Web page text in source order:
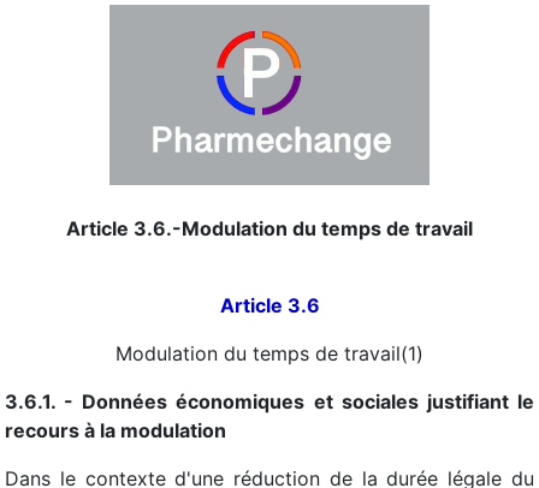
Article 3.6.-Modulation du temps de travail
Article 3.6
Modulation du temps de travail(1)
3.6.1. - Données économiques et sociales justifiant le
recours à la modulation
Dans le contexte d'une réduction de la durée légale du